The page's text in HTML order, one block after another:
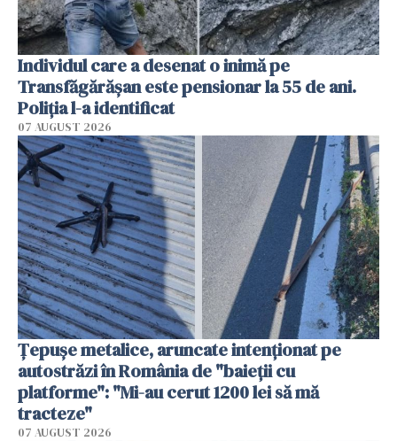
Individul care a desenat o inimă pe
Transfăgărășan este pensionar la 55 de ani.
Poliția l-a identificat
07 AUGUST 2026
Țepușe metalice, aruncate intenționat pe
autostrăzi în România de "baieții cu
platforme": "Mi-au cerut 1200 lei să mă
tracteze"
07 AUGUST 2026